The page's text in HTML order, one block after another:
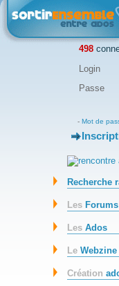
498
Login
Passe
- Mot de
-
Recherche
Les Forums
LesAdos
LeWebzine
Création